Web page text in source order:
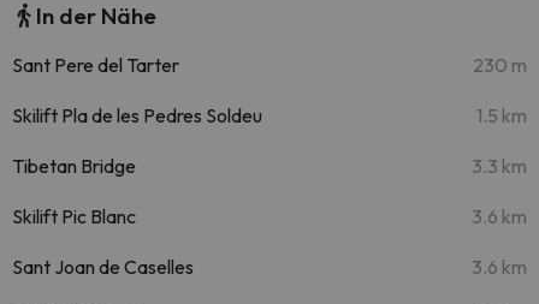
In der Nähe
Sant Pere del Tarter 230 m
Skilift Pla de les Pedres Soldeu 1.5 km
Tibetan Bridge 3.3 km
Skilift Pic Blanc 3.6 km
Sant Joan de Caselles 3.6 km